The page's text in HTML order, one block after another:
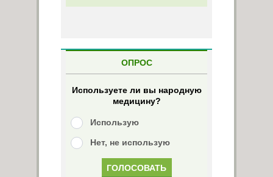
ОПРОС
Используете ли вы народную
медицину?
Использую
Нет, не использую